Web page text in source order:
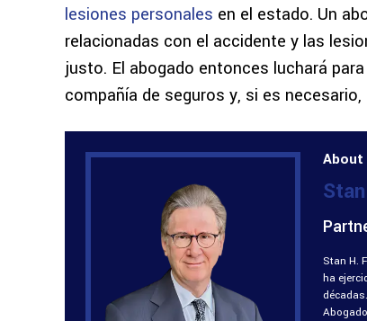
lesiones personales en el estado. Un
relacionadas con el accidente y las
justo. El abogado entonces luchará
compañía de seguros y, si es
Stan H.
ha